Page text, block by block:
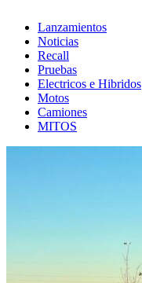
Lanzamientos
Noticias
Recall
Pruebas
Electricos e Hibridos
Motos
Camiones
MITOS